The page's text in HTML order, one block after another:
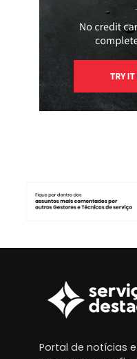
Portal de notícias